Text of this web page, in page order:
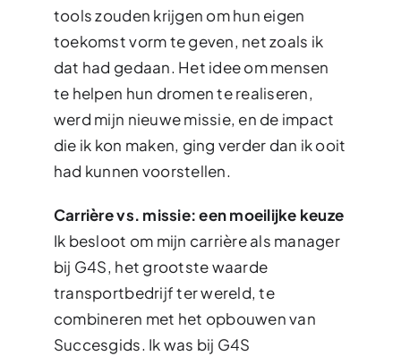
tools zouden krijgen om hun eigen
toekomst vorm te geven, net zoals ik
dat had gedaan. Het idee om mensen
te helpen hun dromen te realiseren,
werd mijn nieuwe missie, en de impact
die ik kon maken, ging verder dan ik ooit
had kunnen voorstellen.
Carrière vs. missie: een moeilijke keuze
Ik besloot om mijn carrière als manager
bij G4S, het grootste waarde
transportbedrijf ter wereld, te
combineren met het opbouwen van
Succesgids. Ik was bij G4S